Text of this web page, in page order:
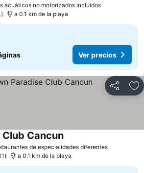
acuáticos no motorizados incluidosVer precios
a 0.1 km de la playa
Ver precios
Compartir
de especialidades diferentesVer
CancunVer precios
a 0.1 km de la playa